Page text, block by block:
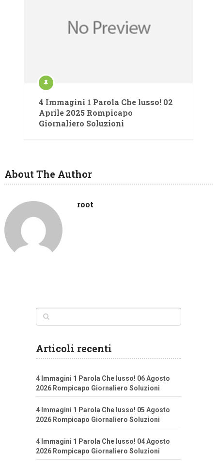
4 Immagini 1 Parola Che lusso! 02
Aprile 2025 Rompicapo
Giornaliero Soluzioni
About The Author
root
Articoli recenti
4 Immagini 1 Parola Che lusso! 06 Agosto
2026 Rompicapo Giornaliero Soluzioni
4 Immagini 1 Parola Che lusso! 05 Agosto
2026 Rompicapo Giornaliero Soluzioni
4 Immagini 1 Parola Che lusso! 04 Agosto
2026 Rompicapo Giornaliero Soluzioni